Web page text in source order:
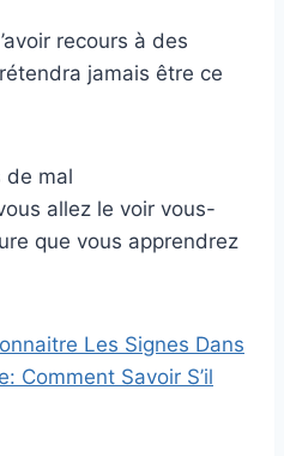
recours à des
jamais être ce
de mal
allez le voir vous-
que vous apprendrez
Les Signes Dans
Comment Savoir S’il